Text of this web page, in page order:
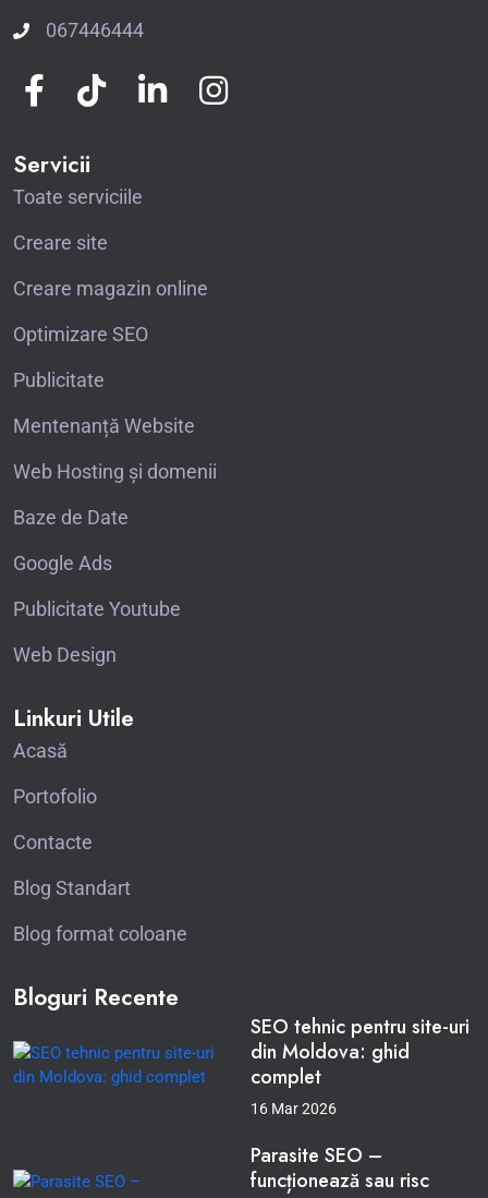
067446444
Servicii
Toate serviciile
Creare site
Creare magazin online
Optimizare SEO
Publicitate
Mentenanță Website
Web Hosting și domenii
Baze de Date
Google Ads
Publicitate Youtube
Web Design
Linkuri Utile
Acasă
Portofolio
Contacte
Blog Standart
Blog format coloane
Bloguri Recente
SEO tehnic pentru site-uri
din Moldova: ghid
complet
16 Mar 2026
Parasite SEO –
funcționează sau risc